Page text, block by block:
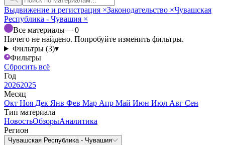
Выдвижение и регистрация ×Законодательство ×Чувашская
Республика - Чувашия ×
Все материалы— 0
Ничего не найдено. Попробуйте изменить фильтры.
Фильтры (3)▾
Фильтры
Сбросить всё
Год
20262025
Месяц
Окт Ноя Дек Янв Фев Мар Апр Май Июн Июл Авг Сен
Тип материала
НовостьОбзорыАналитика
Регион
Чувашская Республика - Чувашия